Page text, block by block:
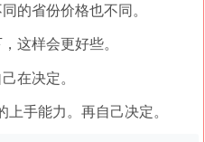
的省份价格也不同。
这样会更好些。
在决定。
手能力。再自己决定。